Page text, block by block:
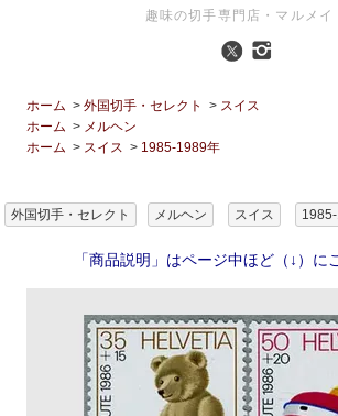
趣味の切手専門店・マルメイ
ホーム >外国切手・セレクト > スイス
ホーム > メルヘン
ホーム > スイス > 1985-1989年
外国切手・セレクト メルヘン スイス
「商品説明」はページ中ほど（↓）に